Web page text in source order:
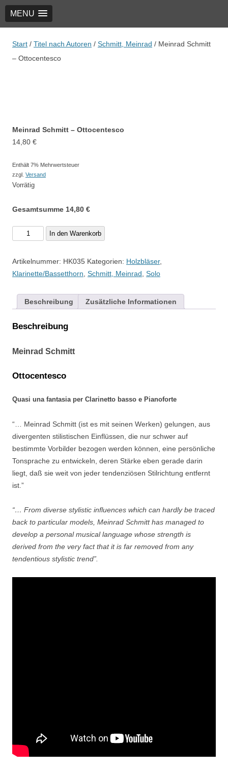
MENU
TRIO Musik Edition
Nowotny & Lamprecht OHG – Musikverlag
Start / Titel nach Autoren / Schmitt, Meinrad / Meinrad Schmitt
– Ottocentesco
Meinrad Schmitt – Ottocentesco
14,80 €
Enthält 7% Mehrwertsteuer
zzgl. Versand
Vorrätig
Gesamtsumme 14,80 €
Meinrad
In den Warenkorb
Artikelnummer: HK035 Kategorien: Holzbläser,
Klarinette/Bassetthorn Schmitt, Meinrad Solo
Beschreibung Zusätzliche Informationen
Beschreibung
Meinrad Schmitt
Ottocentesco
Quasi una fantasia per Clarinetto basso e Pianoforte
“… Meinrad Schmitt (ist es mit seinen Werken) gelungen, aus
divergenten stilistischen Einflüssen, die nur schwer auf
bestimmte Vorbilder bezogen werden können, eine persönliche
Tonsprache zu entwickeln, deren Stärke eben gerade darin
liegt, daß sie weit von jeder tendenziösen Stilrichtung entfernt
ist.”
“… From diverse stylistic influences which can hardly be traced
back to particular models, Meinrad Schmitt has managed to
develop a personal musical language whose strength is
derived from the very fact that it is far removed from any
tendentious stylistic trend”.